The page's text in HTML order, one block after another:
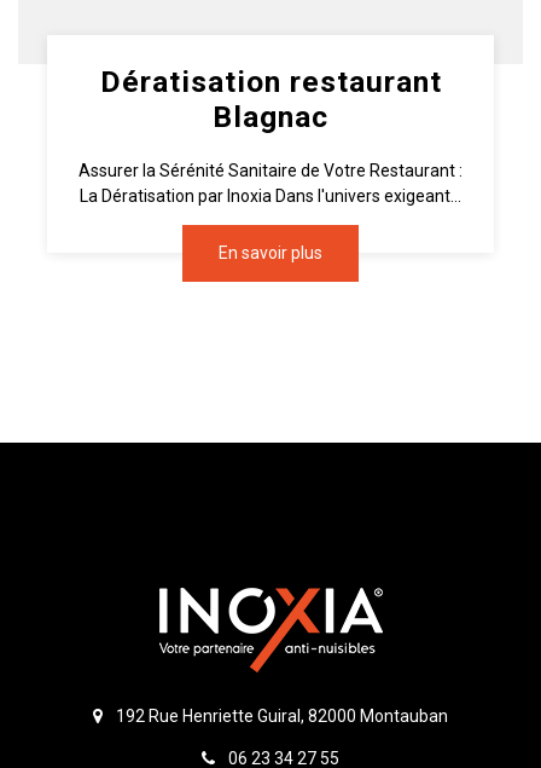
Dératisation restaurant
Blagnac
Assurer la Sérénité Sanitaire de Votre Restaurant :
La Dératisation par Inoxia Dans l'univers exigeant...
En savoir plus
192 Rue Henriette Guiral, 82000 Montauban
06 23 34 27 55